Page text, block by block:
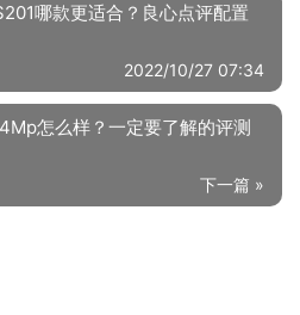
哪款更适合？良心点评配置
2022/10/27 07:34
怎么样？一定要了解的评测
下一篇 »